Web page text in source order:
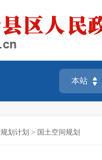
规划计划 > 国土空间规划